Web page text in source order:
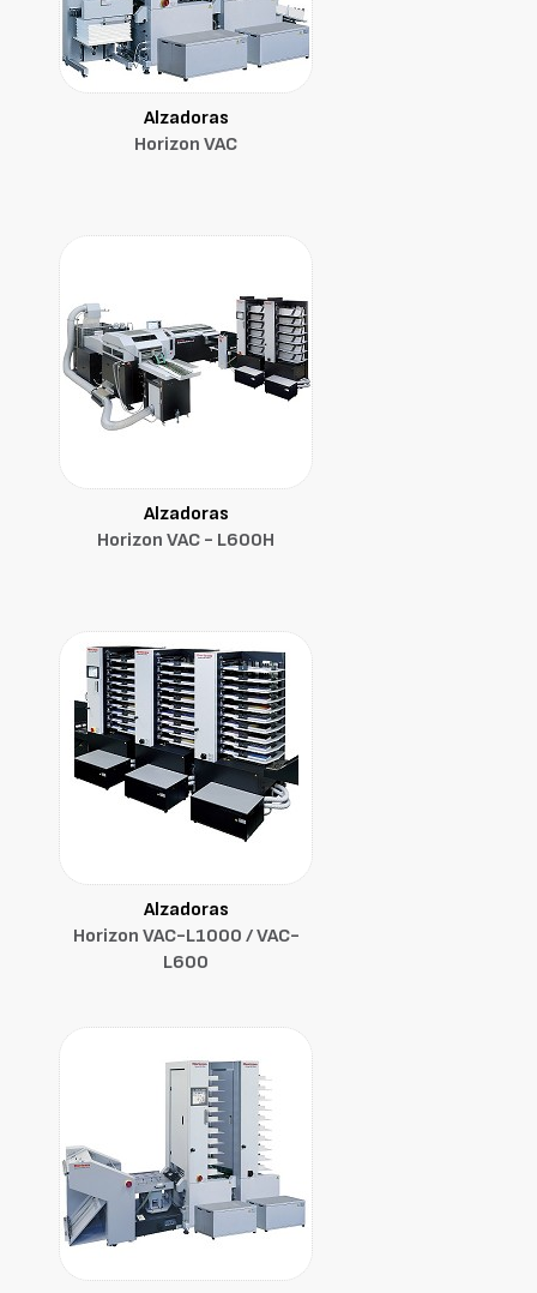
Alzadoras
Horizon VAC
Alzadoras
Horizon VAC - L600H
Alzadoras
Horizon VAC-L1000 / VAC-
L600